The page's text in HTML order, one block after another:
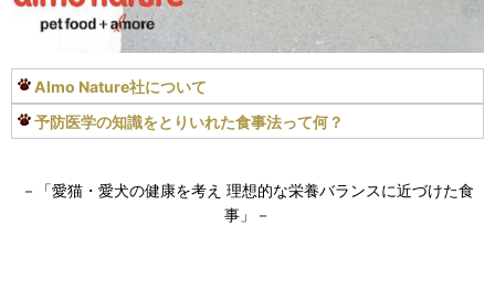
Almo Nature社について
予防医学の知識をとりいれた食事法って何？
－「愛猫・愛犬の健康を考え 理想的な栄養バランスに近づけた食
事」－